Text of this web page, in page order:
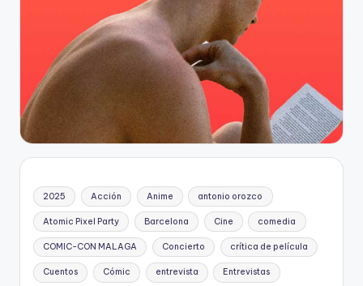
2025 Acción Anime antonio orozco
Atomic Pixel Party Barcelona Cine comedia
COMIC-CON MALAGA Concierto crítica de película
Cuentos Cómic entrevista Entrevistas